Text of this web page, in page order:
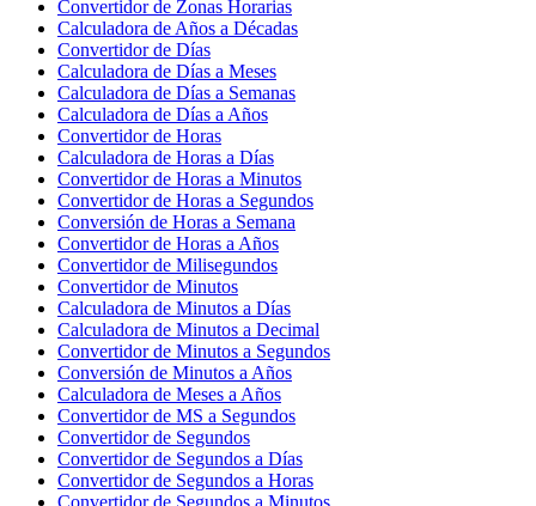
Convertidor de Zonas Horarias
Calculadora de Años a Décadas
Convertidor de Días
Calculadora de Días a Meses
Calculadora de Días a Semanas
Calculadora de Días a Años
Convertidor de Horas
Calculadora de Horas a Días
Convertidor de Horas a Minutos
Convertidor de Horas a Segundos
Conversión de Horas a Semana
Convertidor de Horas a Años
Convertidor de Milisegundos
Convertidor de Minutos
Calculadora de Minutos a Días
Calculadora de Minutos a Decimal
Convertidor de Minutos a Segundos
Conversión de Minutos a Años
Calculadora de Meses a Años
Convertidor de MS a Segundos
Convertidor de Segundos
Convertidor de Segundos a Días
Convertidor de Segundos a Horas
Convertidor de Segundos a Minutos